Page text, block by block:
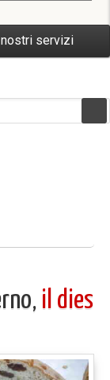
servizi
il dies